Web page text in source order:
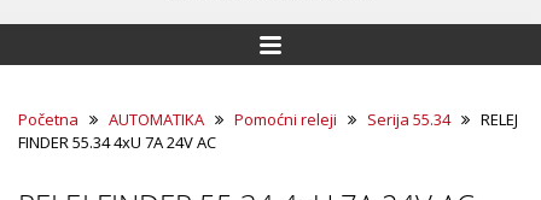
Početna AUTOMATIKA Pomoćni releji Serija 55.34
RELEJ
FINDER 55.34 4xU 7A 24V AC